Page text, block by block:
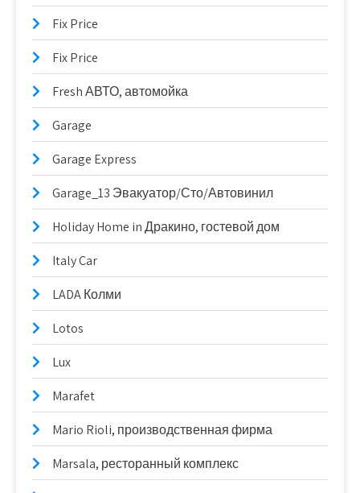
Fix Price
Fix Price
Fresh АВТО, автомойка
Garage
Garage Express
Garage_13 Эвакуатор/Сто/Автовинил
Holiday Home in Дракино, гостевой дом
Italy Car
LADA Колми
Lotos
Lux
Marafet
Mario Rioli, производственная фирма
Marsala, ресторанный комплекс